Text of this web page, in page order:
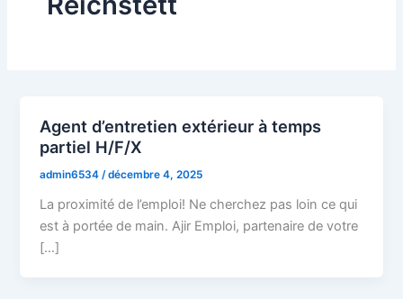
Agent d’entretien extérieur à temps
partiel H/F/X
admin6534 /décembre 4, 2025
La proximité de l’emploi! Ne cherchez pas loin ce qui
est à portée de main. Ajir Emploi, partenaire de votre
[…]